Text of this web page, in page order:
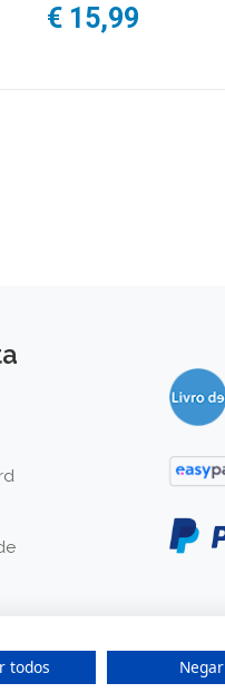
€ 15,99
todos Negar